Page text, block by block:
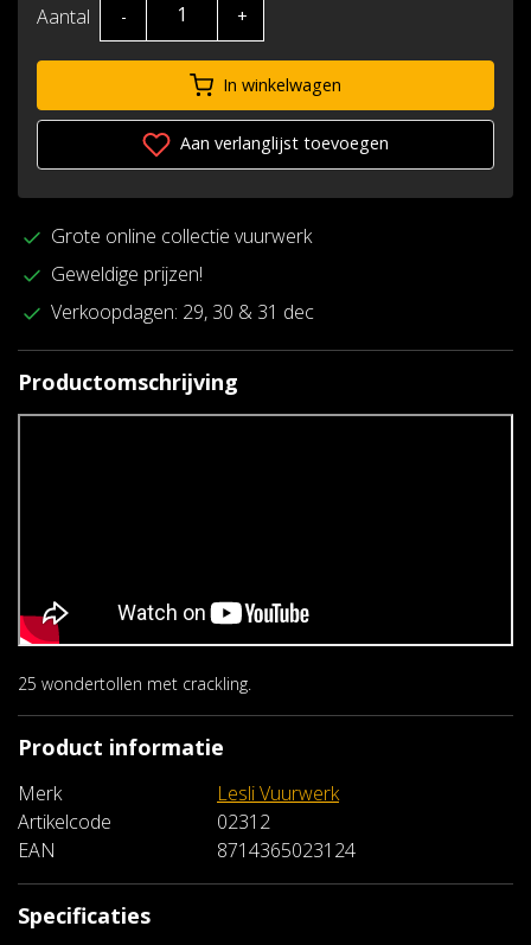
Aantal - +
In winkelwagen
Aan verlanglijst toevoegen
Grote online collectie vuurwerk
Geweldige prijzen!
Verkoopdagen: 29, 30 & 31 dec
Productomschrijving
25 wondertollen met crackling.
Product informatie
Merk
Lesli Vuurwerk
Artikelcode
02312
EAN
8714365023124
Specificaties